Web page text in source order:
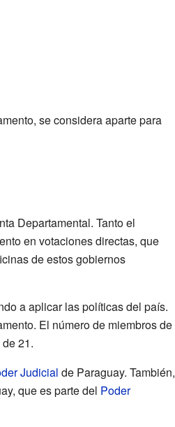
se considera aparte para
Departamental. Tanto el
en votaciones directas, que
de estos gobiernos
a aplicar las políticas del país.
El número de miembros de
21.
Judicial de Paraguay. También,
que es parte del Poder